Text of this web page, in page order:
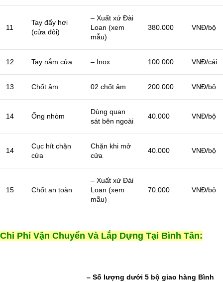
11
Tay đẩy hơi
(cửa đôi)
– Xuất xứ Đài
Loan (xem
mẫu)
380.000 VNĐ/bộ
12 Tay nắm cửa – Inox 100.000 VNĐ/cái
13 Chốt âm 02 chốt âm 200.000 VNĐ/bộ
14 Ống nhòm
Dùng quan
sát bên ngoài
40.000 VNĐ/bộ
14
Cục hít chặn
cửa
Chặn khi mở
cửa
40.000 VNĐ/bộ
15 Chốt an toàn
– Xuất xứ Đài
Loan (xem
mẫu)
70.000 VNĐ/bộ
Chi Phí Vận Chuyển Và Lắp Dựng Tại Bình Tân:
– Số lượng dưới 5 bộ giao hàng Bình